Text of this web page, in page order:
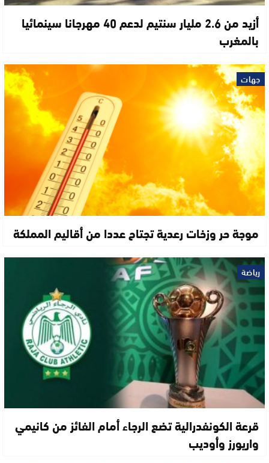
أزيد من 2.6 مليار سنتيم لدعم 40 مهرجانا سينمائيا
بالمغرب
جهات
موجة حر وزخات رعدية تجتاح عددا من أقاليم المملكة
رياضة
قرعة الكونفدرالية تضع الرجاء أمام الفائز من كانيمي
واريورز وأوديب